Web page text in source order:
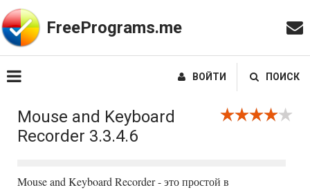
FreePrograms.me
ВОЙТИ ПОИСК
Mouse and Keyboard
Recorder 3.3.4.6
Mouse and Keyboard Recorder - это простой в